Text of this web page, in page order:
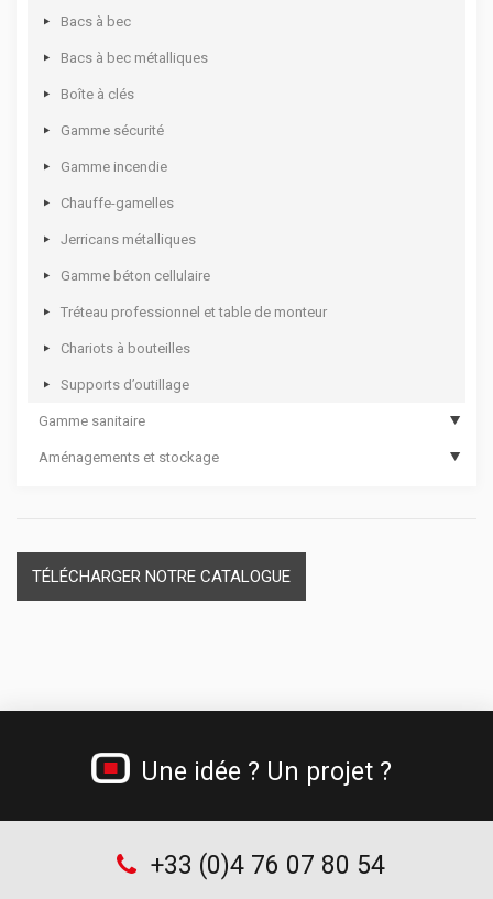
Mallettes plastique à casiers
Casiers à tiroirs
Mallettes à casiers
Coffrets multi usages
Coffrets pour électro portatif
Coffres d’atelier
Dessertes d’atelier
Options de servantes et établis mobiles
Etablis fermés
Armoires à rideau
Panneaux perforés
Kits établis
Options d’établis
Armoires d’entretien
Armoires de bureau
Vestiaires monobloc
Armoires pour bacs à bec
Supports pour bacs à bec
Bacs à bec
Bacs à bec métalliques
Boîte à clés
Gamme sécurité
Gamme incendie
Chauffe-gamelles
Jerricans métalliques
Gamme béton cellulaire
Tréteau professionnel et table de monteur
Chariots à bouteilles
Supports d’outillage
Gamme sanitaire
Hygiène des mains
Aménagements et stockage
Cadenas
TÉLÉCHARGER NOTRE CATALOGUE
Une idée ? Un projet ?
+33 (0)4 76 07 80 54